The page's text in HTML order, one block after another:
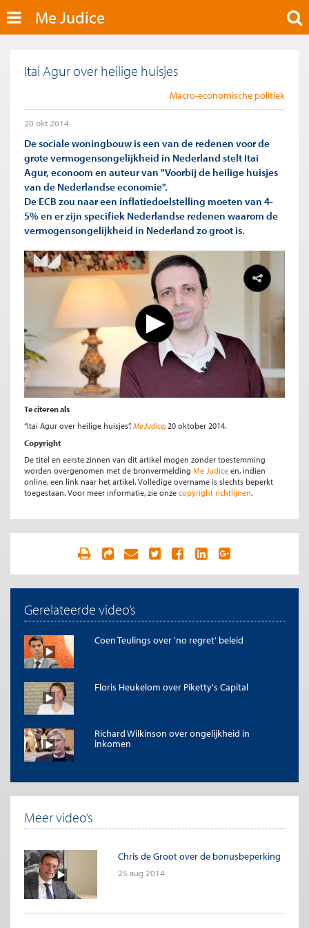
Me Judice
Itai Agur over heilige huisjes
Macro-economische politiek
20 okt 2014
De sociale woningbouw is een van de redenen voor de
grote vermogensongelijkheid in Nederland stelt Itai
Agur, econoom en auteur van "Voorbij de heilige huisjes
van de Nederlandse economie".
De ECB zou naar een inflatiedoelstelling moeten van 4-
5% en er zijn specifiek Nederlandse redenen waarom de
vermogensongelijkheid in Nederland zo groot is.
Te citeren als
“Itai Agur over heilige huisjes”, Me Judice, 20 oktober 2014.
Copyright
De titel en eerste zinnen van dit artikel mogen zonder toestemming
worden overgenomen met de bronvermelding Me Judice en, indien
online, een link naar het artikel. Volledige overname is slechts beperkt
toegestaan. Voor meer informatie, zie onze copyright richtlijnen.
Gerelateerde video’s
Coen Teulings over 'no regret' beleid
Floris Heukelom over Piketty's Capital
Richard Wilkinson over ongelijkheid in
inkomen
Meer video’s
Chris de Groot over de bonusbeperking
25 aug 2014